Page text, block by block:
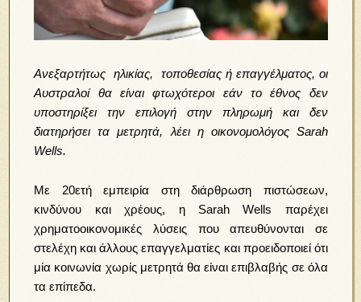
Ανεξαρτήτως ηλικίας, τοποθεσίας ή επαγγέλματος, οι
Αυστραλοί θα είναι φτωχότεροι εάν το έθνος δεν
υποστηρίξει την επιλογή στην πληρωμή και δεν
διατηρήσει τα μετρητά, λέει η οικονομολόγος Sarah
Wells.
Με 20ετή εμπειρία στη διάρθρωση πιστώσεων,
κινδύνου και χρέους, η Sarah Wells παρέχει
χρηματοοικονομικές λύσεις που απευθύνονται σε
στελέχη και άλλους επαγγελματίες και προειδοποιεί ότι
μία κοινωνία χωρίς μετρητά θα είναι επιβλαβής σε όλα
τα επίπεδα.